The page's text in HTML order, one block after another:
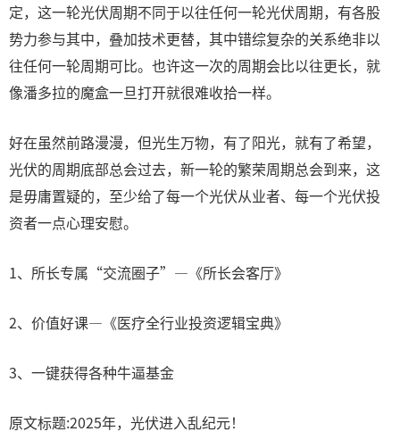
定，这一轮光伏周期不同于以往任何一轮光伏周期，有各股
势力参与其中，叠加技术更替，其中错综复杂的关系绝非以
往任何一轮周期可比。也许这一次的周期会比以往更长，就
像潘多拉的魔盒一旦打开就很难收拾一样。
好在虽然前路漫漫，但光生万物，有了阳光，就有了希望，
光伏的周期底部总会过去，新一轮的繁荣周期总会到来，这
是毋庸置疑的，至少给了每一个光伏从业者、每一个光伏投
资者一点心理安慰。
1、所长专属“交流圈子”—《所长会客厅》
2、价值好课—《医疗全行业投资逻辑宝典》
3、一键获得各种牛逼基金
原文标题:2025年，光伏进入乱纪元！